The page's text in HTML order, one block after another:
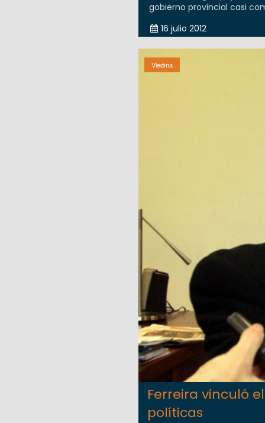
gobierno provincial casi
16 julio 2012
Viedma
Ferreira vinculó
políticas